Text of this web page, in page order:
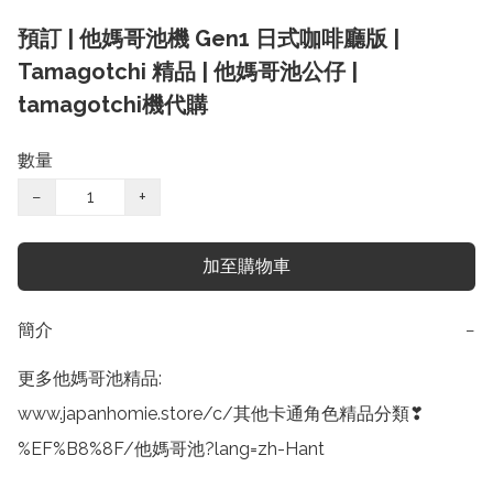
預訂 | 他媽哥池機 Gen1 日式咖啡廳版 |
Tamagotchi 精品 | 他媽哥池公仔 |
tamagotchi機代購
數量
−
+
加至購物車
簡介 −
更多他媽哥池精品:
www.japanhomie.store/c/其他卡通角色精品分類❣
%EF%B8%8F/他媽哥池?lang=zh-Hant